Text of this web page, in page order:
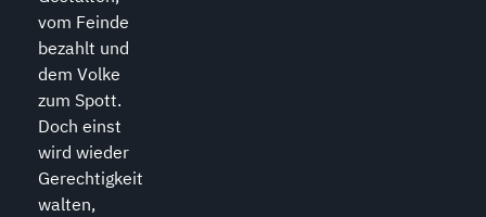
vom Feinde
bezahlt und
dem Volke
zum Spott.
Doch einst
wird wieder
Gerechtigkeit
walten,